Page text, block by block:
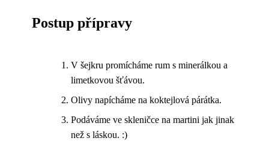
Postup přípravy
V šejkru promícháme rum s minerálkou a
limetkovou šťávou.
Olivy napícháme na koktejlová párátka.
Podáváme ve skleničce na martini jak jinak
než s láskou. :)